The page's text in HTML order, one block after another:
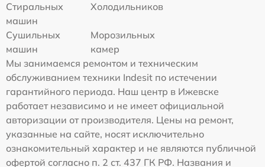
Стиральных
машин
Холодильников
Сушильных
машин
Морозильных
камер
Мы занимаемся ремонтом и техническим
обслуживанием техники Indesit по истечении
гарантийного периода. Наш центр в Ижевске
работает независимо и не имеет официальной
авторизации от производителя. Цены на ремонт,
указанные на сайте, носят исключительно
ознакомительный характер и не являются публичной
офертой согласно п. 2 ст. 437 ГК РФ. Названия и